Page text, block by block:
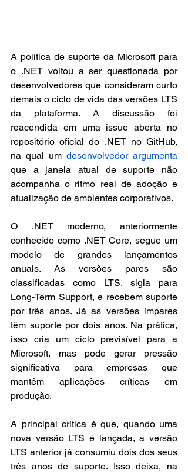
A política de suporte da Microsoft para
o .NET voltou a ser questionada por
desenvolvedores que consideram curto
demais o ciclo de vida das versões LTS
da plataforma. A discussão foi
reacendida em uma issue aberta no
repositório oficial do .NET no GitHub,
na qual um desenvolvedor argumenta
que a janela atual de suporte não
acompanha o ritmo real de adoção e
atualização de ambientes corporativos.
O .NET moderno, anteriormente
conhecido como .NET Core, segue um
modelo de grandes lançamentos
anuais. As versões pares são
classificadas como LTS, sigla para
Long-Term Support, e recebem suporte
por três anos. Já as versões ímpares
têm suporte por dois anos. Na prática,
isso cria um ciclo previsível para a
Microsoft, mas pode gerar pressão
significativa para empresas que
mantêm aplicações críticas em
produção.
A principal crítica é que, quando uma
nova versão LTS é lançada, a versão
LTS anterior já consumiu dois dos seus
três anos de suporte. Isso deixa, na